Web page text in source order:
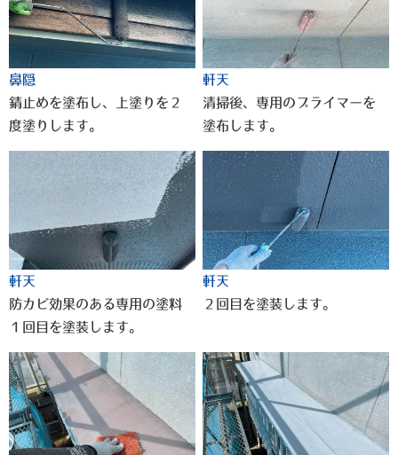
鼻隠
錆止めを塗布し、上塗りを２
度塗りします。
軒天
清掃後、専用のプライマーを
塗布します。
軒天
防カビ効果のある専用の塗料
１回目を塗装します。
軒天
２回目を塗装します。